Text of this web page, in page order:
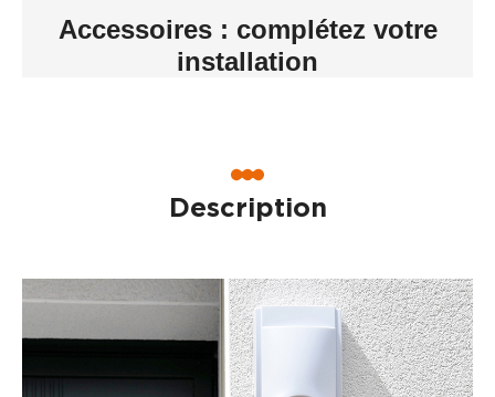
Accessoires : complétez votre
installation
Description